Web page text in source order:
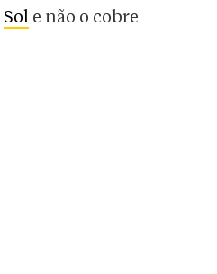
Sol e não o cobre